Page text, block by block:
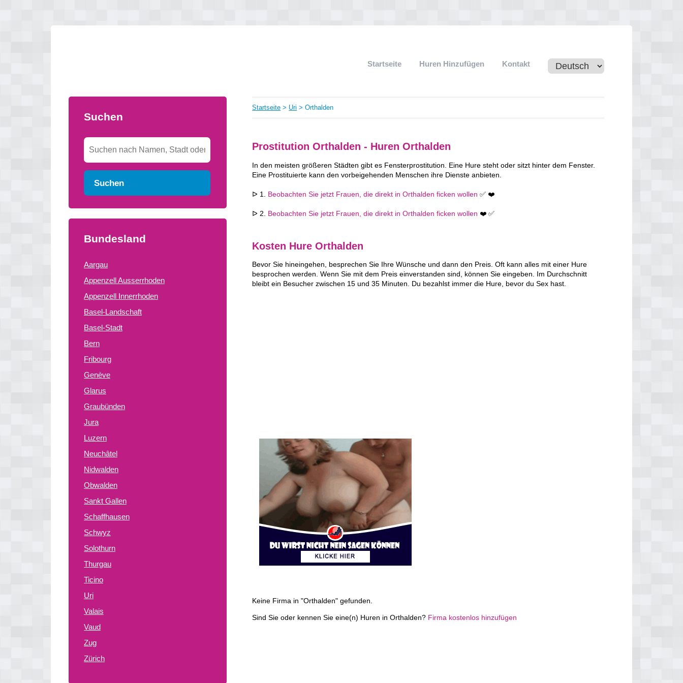
Startseite Huren Hinzufügen Kontakt
Suchen
Suchen
Bundesland
Aargau
Appenzell Ausserrhoden
Appenzell Innerrhoden
Basel-Landschaft
Basel-Stadt
Bern
Fribourg
Genève
Glarus
Graubünden
Jura
Luzern
Neuchâtel
Nidwalden
Obwalden
Sankt Gallen
Schaffhausen
Schwyz
Solothurn
Thurgau
Ticino
Uri
Valais
Vaud
Zug
Zürich
Startseite > Uri > Orthalden
Prostitution Orthalden - Huren Orthalden
In den meisten größeren Städten gibt es Fensterprostitution. Eine Hure steht oder sitzt hinter dem Fenster.
Eine Prostituierte kann den vorbeigehenden Menschen ihre Dienste anbieten.
ᐅ 1. Beobachten Sie jetzt Frauen, die direkt in Orthalden ficken wollen ✅ ❤️
ᐅ 2. Beobachten Sie jetzt Frauen, die direkt in Orthalden ficken wollen ❤️ ✅
Kosten Hure Orthalden
Bevor Sie hineingehen, besprechen Sie Ihre Wünsche und dann den Preis. Oft kann alles mit einer Hure
besprochen werden. Wenn Sie mit dem Preis einverstanden sind, können Sie eingeben. Im Durchschnitt
bleibt ein Besucher zwischen 15 und 35 Minuten. Du bezahlst immer die Hure, bevor du Sex hast.
Keine Firma in "Orthalden" gefunden.
Sind Sie oder kennen Sie eine(n) Huren in Orthalden? Firma kostenlos hinzufügen